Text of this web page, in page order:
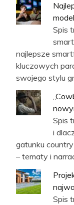
Spis
najlepsze
kluczowych
swojego stylu
Spis
i
gatunku
– tematy i
Spis